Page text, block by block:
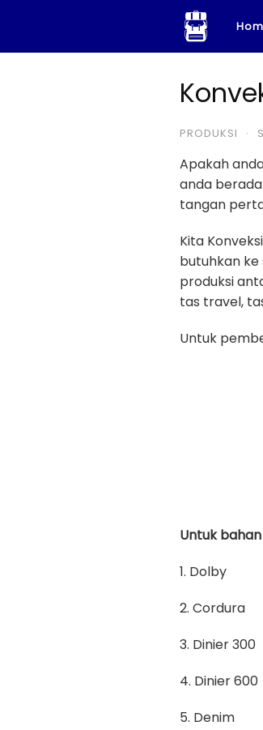
content
PRODUKSI ·
Apakah
anda
tangan
Kita
butuhkan ke
produksi
tas travel,
Untuk
Untuk
1. Dolby
2. Cordura
3. Dinier 300
4. Dinier 600
5. Denim